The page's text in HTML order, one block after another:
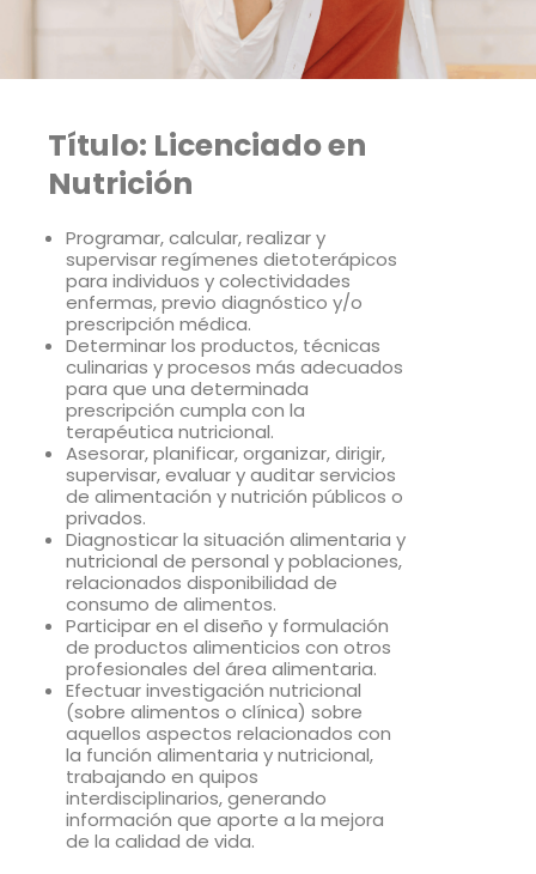
Título: Licenciado en
Nutrición
Programar, calcular, realizar y
supervisar regímenes dietoterápicos
para individuos y colectividades
enfermas, previo diagnóstico y/o
prescripción médica.
Determinar los productos, técnicas
culinarias y procesos más adecuados
para que una determinada
prescripción cumpla con la
terapéutica nutricional.
Asesorar, planificar, organizar, dirigir,
supervisar, evaluar y auditar servicios
de alimentación y nutrición públicos o
privados.
Diagnosticar la situación alimentaria y
nutricional de personal y poblaciones,
relacionados disponibilidad de
consumo de alimentos.
Participar en el diseño y formulación
de productos alimenticios con otros
profesionales del área alimentaria.
Efectuar investigación nutricional
(sobre alimentos o clínica) sobre
aquellos aspectos relacionados con
la función alimentaria y nutricional,
trabajando en quipos
interdisciplinarios, generando
información que aporte a la mejora
de la calidad de vida.